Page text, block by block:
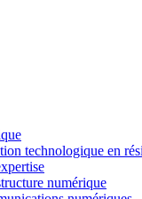
technologique en
numérique